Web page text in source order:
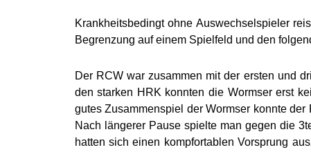
Krankheitsbedingt ohne Auswechselspieler
Begrenzung auf einem Spielfeld und den
Der RCW war zusammen mit der ersten und
den starken HRK konnten die Wormser erst
gutes Zusammenspiel der Wormser konnte
Nach längerer Pause spielte man gegen die
hatten sich einen kompfortablen Vorsprung